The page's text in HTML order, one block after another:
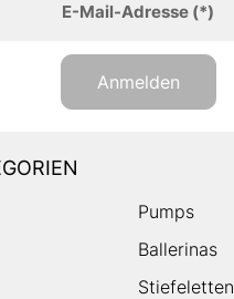
E-Mail-Adresse (*)
Anmelden
Pumps
Ballerinas
Stiefeletten